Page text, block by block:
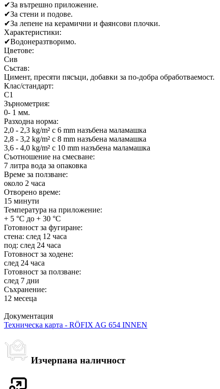
✔За вътрешно приложение.
✔За стени и подове.
✔За лепене на керамични и фаянсови плочки.
Характеристики:
✔Водонеразтворимо.
Цветове:
Сив
Състав:
Цимент, пресяти пясъци, добавки за по-добра обработваемост.
Клас/стандарт:
С1
Зърнометрия:
0- 1 мм.
Разходна норма:
2,0 - 2,3 kg/m² с 6 mm назъбена маламашка
2,8 - 3,2 kg/m² с 8 mm назъбена маламашка
3,6 - 4,0 kg/m² с 10 mm назъбена маламашка
Съотношение на смесване:
7 л‍и‍т‍р‍а‍ вода за о‍п‍а‍к‍овка
Време за ползване:
около 2 часа
Отворено време:
15 минути
Температура на приложение:
+ 5 °C до + 30 °C
Готовност за фугиране:
стена: след 12 часа
под: след 24 часа‍
Готовност за ходене:
след 24 часа‍
Готовност за ползване:
след 7 дни
Съхранение:
12 месеца
Документация
Техническа карта - RÖFIX AG 654 INNEN
Изчерпана наличност